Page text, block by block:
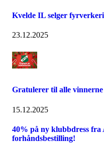
Kvelde IL selger
23.12.2025
Gratulerer til alle
15.12.2025
40% på ny klubbdress fra
forhåndsbestilling!